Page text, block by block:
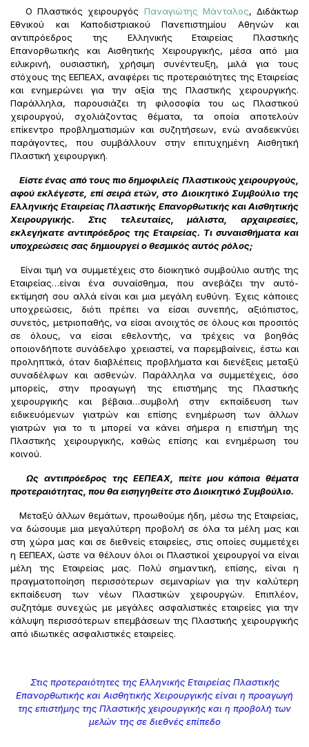
Ο Πλαστικός χειρουργός Παναγιώτης Μάνταλος, Διδάκτωρ
Εθνικού και Καποδιστριακού Πανεπιστημίου Αθηνών και
αντιπρόεδρος της Ελληνικής Εταιρείας Πλαστικής
Επανορθωτικής και Αισθητικής Χειρουργικής, μέσα από μια
ειλικρινή, ουσιαστική, χρήσιμη συνέντευξη, μιλά για τους
στόχους της ΕΕΠΕΑΧ, αναφέρει τις προτεραιότητες της Εταιρείας
και ενημερώνει για την αξία της Πλαστικής χειρουργικής.
Παράλληλα, παρουσιάζει τη φιλοσοφία του ως Πλαστικού
χειρουργού, σχολιάζοντας θέματα, τα οποία αποτελούν
επίκεντρο προβληματισμών και συζητήσεων, ενώ αναδεικνύει
παράγοντες, που συμβάλλουν στην επιτυχημένη Αισθητική
Πλαστική χειρουργική.
Είστε ένας από τους πιο δημοφιλείς Πλαστικούς χειρουργούς,
αφού εκλέγεστε, επί σειρά ετών, στο Διοικητικό Συμβούλιο της
Ελληνικής Εταιρείας Πλαστικής Επανορθωτικής και Αισθητικής
Χειρουργικής. Στις τελευταίες, μάλιστα, αρχαιρεσίες,
εκλεγήκατε αντιπρόεδρος της Εταιρείας. Τι συναισθήματα και
υποχρεώσεις σας δημιουργεί ο θεσμικός αυτός ρόλος;
Είναι τιμή να συμμετέχεις στο διοικητικό συμβούλιο αυτής της
Εταιρείας…είναι ένα συναίσθημα, που ανεβάζει την αυτό-
εκτίμησή σου αλλά είναι και μια μεγάλη ευθύνη. Έχεις κάποιες
υποχρεώσεις, διότι πρέπει να είσαι συνεπής, αξιόπιστος,
συνετός, μετριοπαθής, να είσαι ανοιχτός σε όλους και προσιτός
σε όλους, να είσαι εθελοντής, να τρέχεις να βοηθάς
οποιονδήποτε συνάδελφο χρειαστεί, να παρεμβαίνεις, έστω και
προληπτικά, όταν διαβλέπεις προβλήματα και διενέξεις μεταξύ
συναδέλφων και ασθενών. Παράλληλα να συμμετέχεις, όσο
μπορείς, στην προαγωγή της επιστήμης της Πλαστικής
χειρουργικής και βέβαια…συμβολή στην εκπαίδευση των
ειδικευόμενων γιατρών και επίσης ενημέρωση των άλλων
γιατρών για το τι μπορεί να κάνει σήμερα η επιστήμη της
Πλαστικής χειρουργικής, καθώς επίσης και ενημέρωση του
κοινού.
Ως αντιπρόεδρος της ΕΕΠΕΑΧ, πείτε μου κάποια θέματα
προτεραιότητας, που θα εισηγηθείτε στο Διοικητικό Συμβούλιο.
Μεταξύ άλλων θεμάτων, προωθούμε ήδη, μέσω της Εταιρείας,
να δώσουμε μια μεγαλύτερη προβολή σε όλα τα μέλη μας και
στη χώρα μας και σε διεθνείς εταιρείες, στις οποίες συμμετέχει
η ΕΕΠΕΑΧ, ώστε να θέλουν όλοι οι Πλαστικοί χειρουργοί να είναι
μέλη της Εταιρείας μας. Πολύ σημαντική, επίσης, είναι η
πραγματοποίηση περισσότερων σεμιναρίων για την καλύτερη
εκπαίδευση των νέων Πλαστικών χειρουργών. Επιπλέον,
συζητάμε συνεχώς με μεγάλες ασφαλιστικές εταιρείες για την
κάλυψη περισσότερων επεμβάσεων της Πλαστικής χειρουργικής
από ιδιωτικές ασφαλιστικές εταιρείες.
Στις προτεραιότητες της Ελληνικής Εταιρείας Πλαστικής
Επανορθωτικής και Αισθητικής Χειρουργικής είναι η προαγωγή
της επιστήμης της Πλαστικής χειρουργικής και η προβολή των
μελών της σε διεθνές επίπεδο